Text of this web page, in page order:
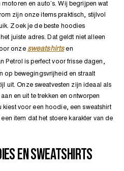
en auto’s. Wij begrijpen wat
zijn onze items praktisch, stijlvol
Zoek je de beste hoodies
juiste adres. Dat geldt niet alleen
onze sweatshirtsen
Petrol is perfect voor frisse dagen,
op bewegingsvrijheid en straalt
uit. Onze sweatvesten zijn ideaal als
en uit te trekken en ontworpen
voor een hoodie, een sweatshirt
item dat het stoere karakter van de
EN SWEATSHIRTS